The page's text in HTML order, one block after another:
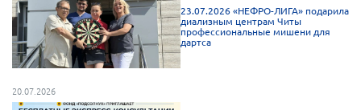
23.07.2026 «НЕФРО-ЛИГА» подарила
диализным центрам Читы
профессиональные мишени для
дартса
20.07.2026